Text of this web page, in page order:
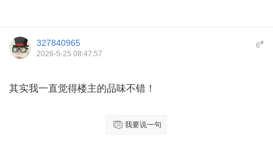
6#
327840965
2026-5-25 08:47:57
其实我一直觉得楼主的品味不错！
我要说一句